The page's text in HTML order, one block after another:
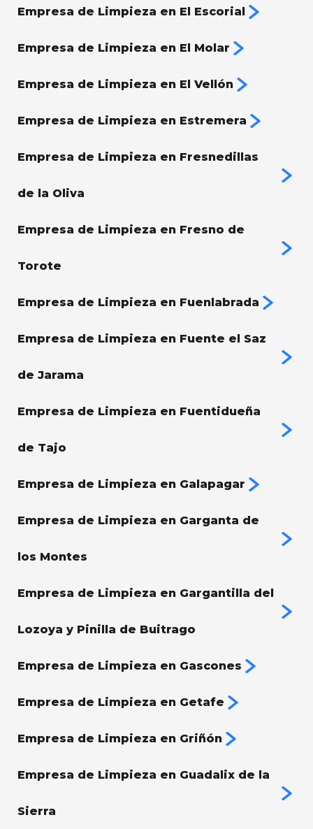
Empresa de Limpieza en El Escorial
Empresa de Limpieza en El Molar
Empresa de Limpieza en El Vellón
Empresa de Limpieza en Estremera
Empresa de Limpieza en Fresnedillas
de la Oliva
Empresa de Limpieza en Fresno de
Torote
Empresa de Limpieza en Fuenlabrada
Empresa de Limpieza en Fuente el Saz
de Jarama
Empresa de Limpieza en Fuentidueña
de Tajo
Empresa de Limpieza en Galapagar
Empresa de Limpieza en Garganta de
los Montes
Empresa de Limpieza en Gargantilla del
Lozoya y Pinilla de Buitrago
Empresa de Limpieza en Gascones
Empresa de Limpieza en Getafe
Empresa de Limpieza en Griñón
Empresa de Limpieza en Guadalix de la
Sierra